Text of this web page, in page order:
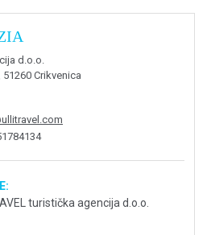
d.o.o.
Crikvenica
turistička agencija d.o.o.